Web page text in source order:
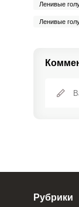
Ленивые
Ленивые
Рубрики